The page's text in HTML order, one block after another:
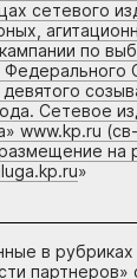
сетевого
по
Сетевое
www.kp.ru
на
»
в рубриках
партнеров»